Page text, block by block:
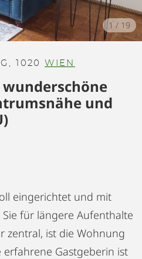
1 / 19
1020 WIEN
und
eingerichtet und mit
für längere Aufenthalte
zentral, ist die Wohnung
Gastgeberin ist